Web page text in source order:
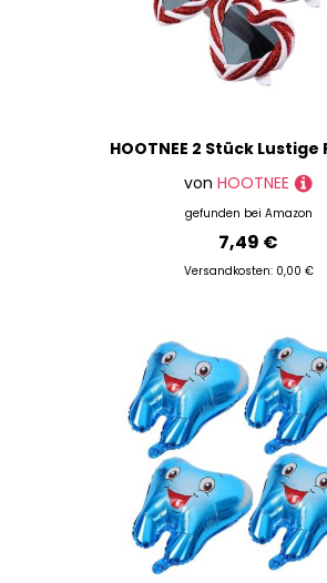
von HOOTNEE
gefunden bei Amazon
7,49 €
Versandkosten: 0,00 €